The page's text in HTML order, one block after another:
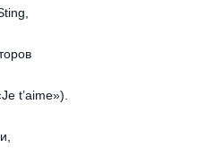
t’aime»).